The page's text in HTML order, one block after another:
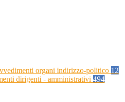
organi indirizzo-politico 12
dirigenti - amministrativi 494